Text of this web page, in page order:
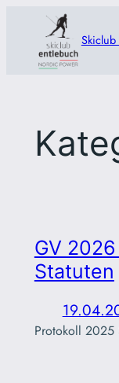
springen
Skiclub
GV
Statuten
Protokoll 2025